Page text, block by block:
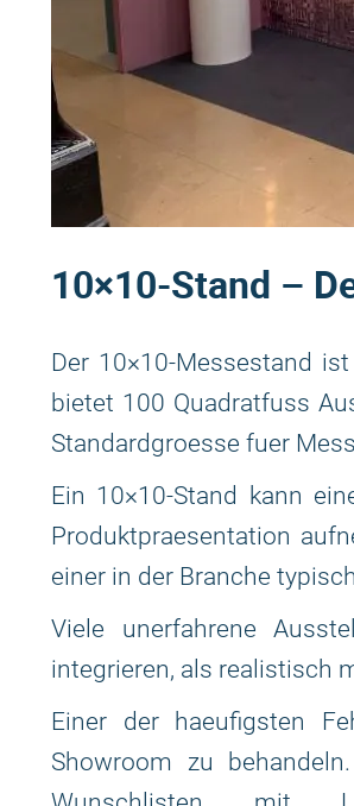
10×10-Stand –
Der 10×10-Messestand
bietet 100 Quadratfuss
Standardgroesse fuer
Ein 10×10-Stand kann
Produktpraesentation
einer in der Branche
Viele unerfahrene
integrieren, als realistisch
Einer der haeufigsten
Showroom zu